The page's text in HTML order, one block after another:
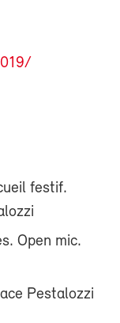
festif.
Open mic.
Pestalozzi